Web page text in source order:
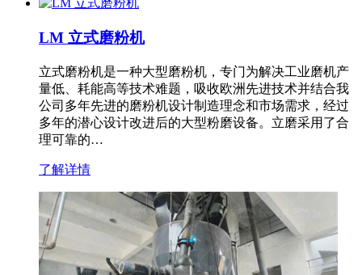
LM 立式磨粉机
立式磨粉机是一种大型磨粉机，专门为解决工业磨机产
量低、耗能高等技术难题，吸收欧洲先进技术并结合我
公司多年先进的磨粉机设计制造理念和市场需求，经过
多年的潜心设计改进后的大型粉磨设备。立磨采用了合
理可靠的…
了解详情